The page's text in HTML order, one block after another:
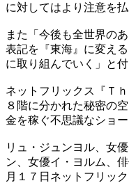
に対してはより注意を
また「今後も全世界の
表記を『東海』に変え
に取り組んでいく」と付
ネットフリックス『Ｔ
８階に分かれた秘密の
金を稼ぐ不思議なショ
リュ・ジュンヨル、女
ン、女優イ・ヨルム、
月１７日ネットフリッ